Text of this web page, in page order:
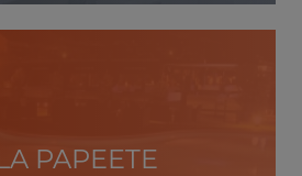
PAPEETE